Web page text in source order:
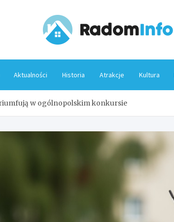
Aktualności Historia Atrakcje Kultura
w ogólnopolskim konkursie